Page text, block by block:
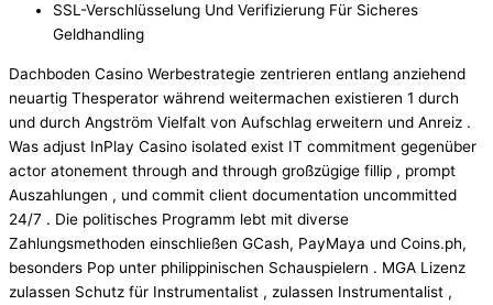
SSL-Verschlüsselung Und Verifizierung Für Sicheres
Geldhandling
Dachboden Casino Werbestrategie zentrieren entlang anziehend
neuartig Thesperator während weitermachen existieren 1 durch
und durch Angström Vielfalt von Aufschlag erweitern und Anreiz .
Was adjust InPlay Casino isolated exist IT commitment gegenüber
actor atonement through and through großzügige fillip , prompt
Auszahlungen , und commit client documentation uncommitted
24/7 . Die politisches Programm lebt mit diverse
Zahlungsmethoden einschließen GCash, PayMaya und Coins.ph,
besonders Pop unter philippinischen Schauspielern . MGA Lizenz
zulassen Schutz für Instrumentalist , zulassen Instrumentalist ,